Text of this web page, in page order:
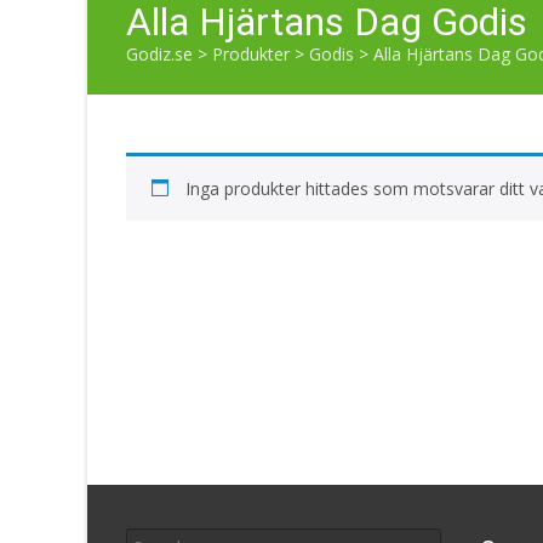
Alla Hjärtans Dag Godis
Godiz.se > Produkter > Godis > Alla Hjärtans Dag
Inga produkter hittades som motsvarar ditt